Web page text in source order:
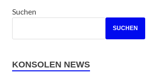
Suchen
SUCHEN
KONSOLEN NEWS